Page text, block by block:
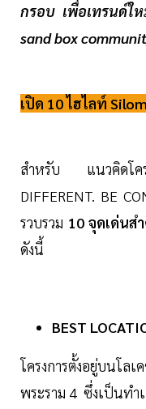
กรอบ เพื่อเทรนด์ใ
sand box
เปิด 10 ไฮไลท์
สำหรับ แนวคิดโ
DIFFERENT. BE
รวบรวม 10 จุดเด่นส
ดังนี้
BEST
โครงการตั้งอยู่บน
พระราม 4 ซึ่งเป็นทำ